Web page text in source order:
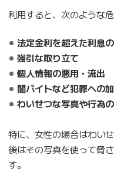
利用すると、次のような
法定金利を超えた利息
強引な取り立て
個人情報の悪用・流出
闇バイトなど犯罪への
わいせつな写真や行為
特に、女性の場合はわい
後はその写真を使って脅
す。